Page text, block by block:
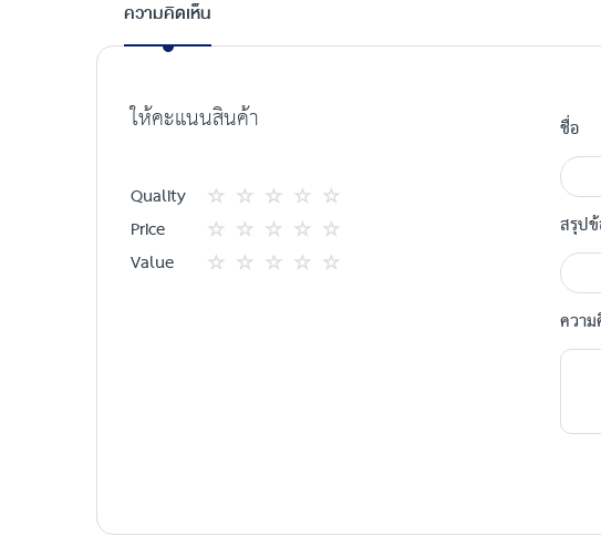
beginning
of
images
gallery
ความคิดเห็น
ให้คะแนนสินค้า
Quality
1
star
2
ดาว
3
ดาว
4
ดาว
5
ดาว
Price
1
2
3
4
5
Value
ชื่อ
สรุป
ควา